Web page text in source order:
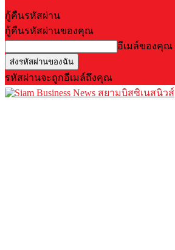
กู้คืนรหัสผ่าน
กู้คืนรหัสผ่านของคุณ
อีเมล์ของคุณ
รหัสผ่านจะถูกอีเมล์ถึงคุณ
สยามบิสซิเนสนิวส์